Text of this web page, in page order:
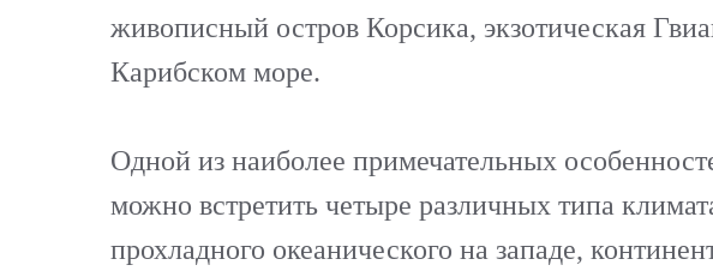
живописный остров Корсика, экзотическая
Карибском море.
Одной из наиболее примечательных
можно встретить четыре различных типа
прохладного океанического на западе,